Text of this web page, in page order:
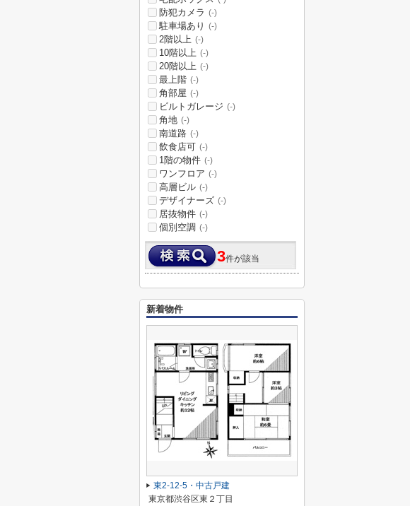
防犯カメラ (-)
駐車場あり (-)
2階以上 (-)
10階以上 (-)
20階以上 (-)
最上階 (-)
角部屋 (-)
ビルトガレージ (-)
角地 (-)
南道路 (-)
飲食店可 (-)
1階の物件 (-)
ワンフロア (-)
高層ビル (-)
デザイナーズ (-)
居抜物件 (-)
個別空調 (-)
3件が該当
新着物件
東2-12-5・中古戸建
東京都渋谷区東２丁目